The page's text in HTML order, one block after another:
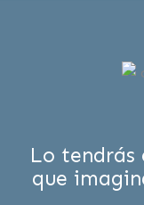
Lo tendrás
que